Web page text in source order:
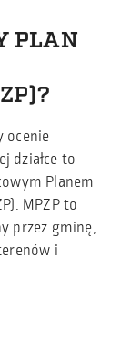
PLAN
ocenie
działce to
Planem
MPZP to
przez gminę,
i